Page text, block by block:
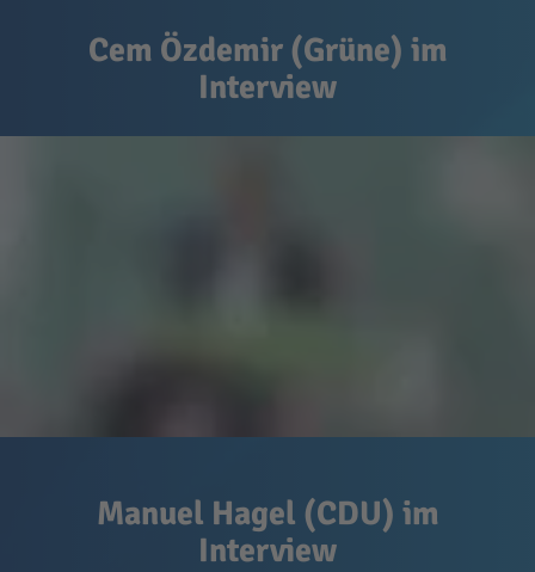
Cem Özdemir (Grüne) im
Interview
Manuel Hagel (CDU) im
Interview